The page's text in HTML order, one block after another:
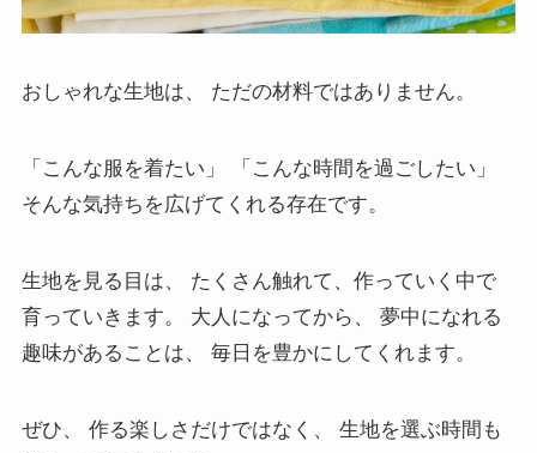
おしゃれな生地は、 ただの材料ではありません。
「こんな服を着たい」 「こんな時間を過ごしたい」
そんな気持ちを広げてくれる存在です。
生地を見る目は、 たくさん触れて、作っていく中で
育っていきます。 大人になってから、 夢中になれる
趣味があることは、 毎日を豊かにしてくれます。
ぜひ、 作る楽しさだけではなく、 生地を選ぶ時間も